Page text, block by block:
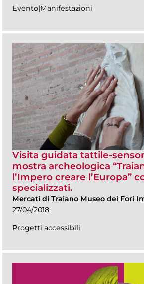
Evento|Manifestazioni
Visita guidata tattile-
mostra archeologica
l’Impero creare l’Europa”
specializzati.
Mercati di Traiano Museo dei Fori
27/04/2018
Progetti accessibili